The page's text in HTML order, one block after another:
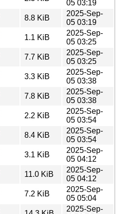
05 03:19
8.8 KiB
2025-Sep-
05 03:19
1.1 KiB
2025-Sep-
05 03:25
7.7 KiB
2025-Sep-
05 03:25
3.3 KiB
2025-Sep-
05 03:38
7.8 KiB
2025-Sep-
05 03:38
2.2 KiB
2025-Sep-
05 03:54
8.4 KiB
2025-Sep-
05 03:54
3.1 KiB
2025-Sep-
05 04:12
11.0 KiB
2025-Sep-
05 04:12
7.2 KiB
2025-Sep-
05 05:04
2025-Sep-